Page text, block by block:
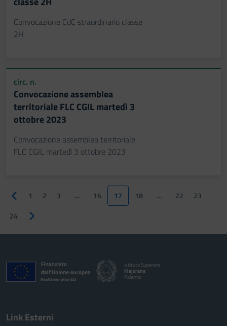
Convocazione CdC straordinario classe
2H
circ. n.
Convocazione assemblea
territoriale FLC CGIL martedì 3
ottobre 2023
Convocazione assemblea territoriale
FLC CGIL martedì 3 ottobre 2023
Pagina precedente
1 2 3 … 16 17 18 … 22
23
24
Pagina successiva
Istituto Superiore
Majorana
Palermo
Link Esterni